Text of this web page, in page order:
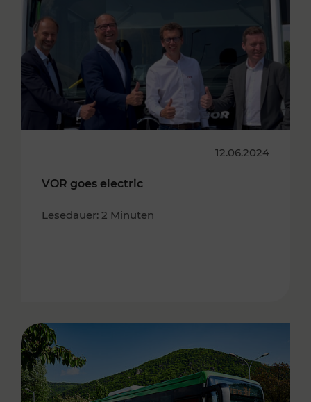
12.06.2024
VOR goes electric
Lesedauer: 2 Minuten